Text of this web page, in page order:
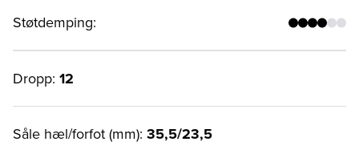
Støtdemping:
Dropp: 12
Såle hæl/forfot (mm): 35,5/23,5